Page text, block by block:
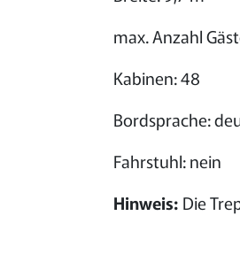
max. Anzahl
Kabinen: 48
Bordsprache:
Fahrstuhl: nein
Hinweis: Die